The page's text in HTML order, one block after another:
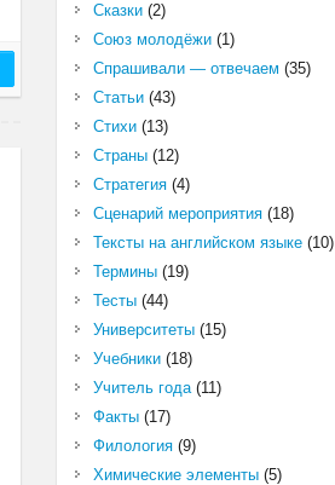
Сказки(2)
Союз молодёжи(1)
Спрашивали — отвечаем (35)
Статьи(43)
Стихи(13)
Страны(12)
Стратегия(4)
Сценарий мероприятия(18)
Тексты на английском языке(10)
Термины(19)
Тесты(44)
Университеты(15)
Учебники(18)
Учитель года(11)
Факты(17)
Филология(9)
Химические элементы(5)